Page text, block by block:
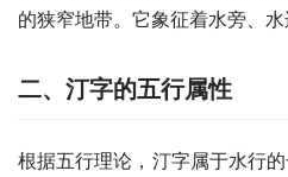
的狭窄地带。它象征着水旁、水
二、汀字的五行属性
根据五行理论，汀字属于水行